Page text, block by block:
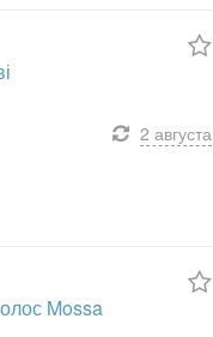
2 августа
Mossa